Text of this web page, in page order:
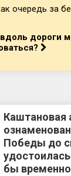
очередь за
вдоль дороги
Каштановая
Победы до
бы